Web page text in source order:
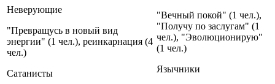
Неверующие
"Превращусь в новый вид
энергии" (1 чел.), реинкарнация (4
чел.)
Сатанисты
"Вечный покой" (1 чел.),
"Получу по заслугам" (1
чел.), "Эволюционирую"
(1 чел.)
Язычники